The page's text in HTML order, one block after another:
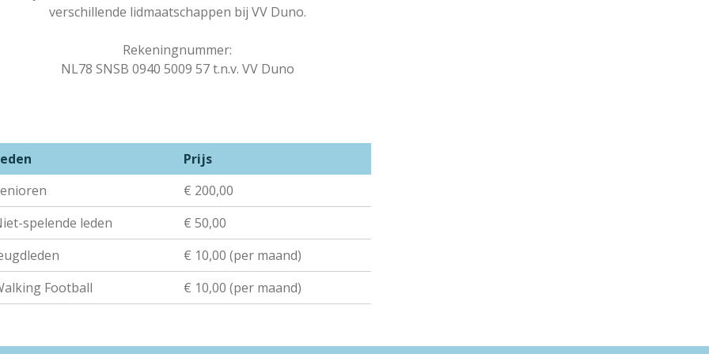
verschillende lidmaatschappen bij VV Duno.
Rekeningnummer:
NL78 SNSB 0940 5009 57 t.n.v. VV Duno
Prijs
€ 200,00
spelende leden
€ 50,00
€ 10,00 (per maand)
Football
€ 10,00 (per maand)